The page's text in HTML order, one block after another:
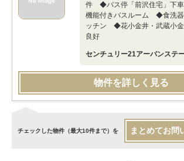
件 ◆バス停「前沢住宅」下
機能付きバスルーム ◆食洗器
ッチン ◆花小金井・武蔵小金
良好
センチュリー21アーバンステ
物件を詳しく見る
チェックした物件（最大10件まで）を まとめてお問